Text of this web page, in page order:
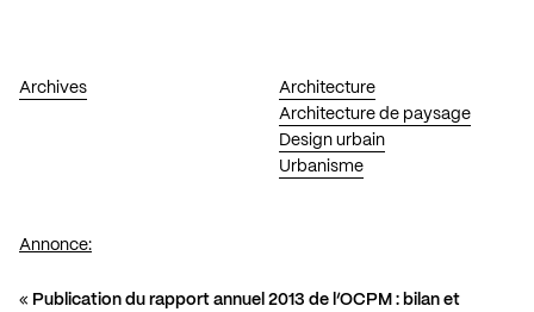
Archives
Architecture
Architecture de paysage
Design urbain
Urbanisme
Annonce:
« Publication du rapport annuel 2013 de l’OCPM : bilan et